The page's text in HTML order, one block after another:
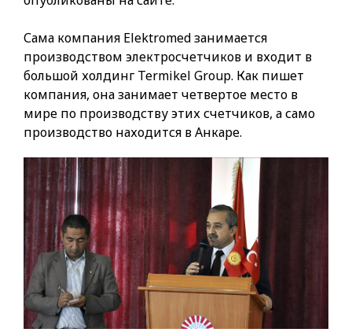
Сама компания Elektromed занимается
производством электросчетчиков и входит в
большой холдинг Termikel Group. Как пишет
компания, она занимает четвертое место в
мире по производству этих счетчиков, а само
производство находится в Анкаре.